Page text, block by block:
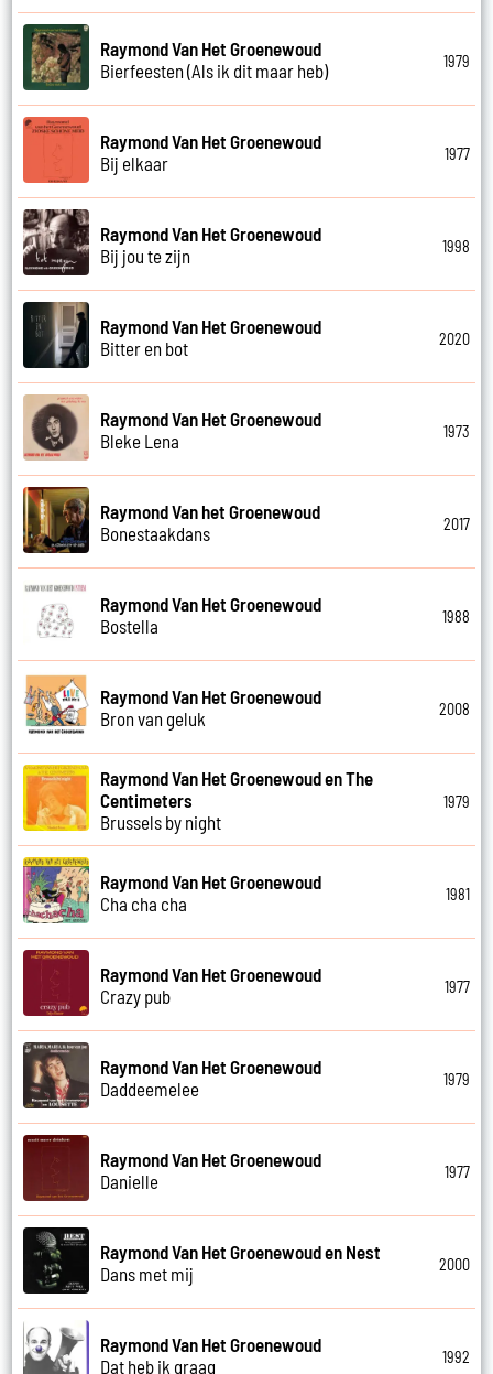
Raymond Van Het Groenewoud
Bierfeesten (Als ik dit maar heb)
1979
Raymond Van Het Groenewoud
Bij elkaar
1977
Raymond Van Het Groenewoud
Bij jou te zijn
1998
Raymond Van Het Groenewoud
Bitter en bot
2020
Raymond Van Het Groenewoud
Bleke Lena
1973
Raymond Van het Groenewoud
Bonestaakdans
2017
Raymond Van Het Groenewoud
Bostella
1988
Raymond Van Het Groenewoud
Bron van geluk
2008
Raymond Van Het Groenewoud en The
Centimeters
Brussels by night
1979
Raymond Van Het Groenewoud
Cha cha cha
1981
Raymond Van Het Groenewoud
Crazy pub
1977
Raymond Van Het Groenewoud
Daddeemelee
1979
Raymond Van Het Groenewoud
Danielle
1977
Raymond Van Het Groenewoud en Nest
Dans met mij
2000
Raymond Van Het Groenewoud
Dat heb ik graag
1992